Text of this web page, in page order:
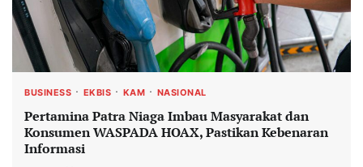
BUSINESS EKBIS KAM NASIONAL
Pertamina Patra Niaga Imbau Masyarakat dan
Konsumen WASPADA HOAX, Pastikan Kebenaran
Informasi